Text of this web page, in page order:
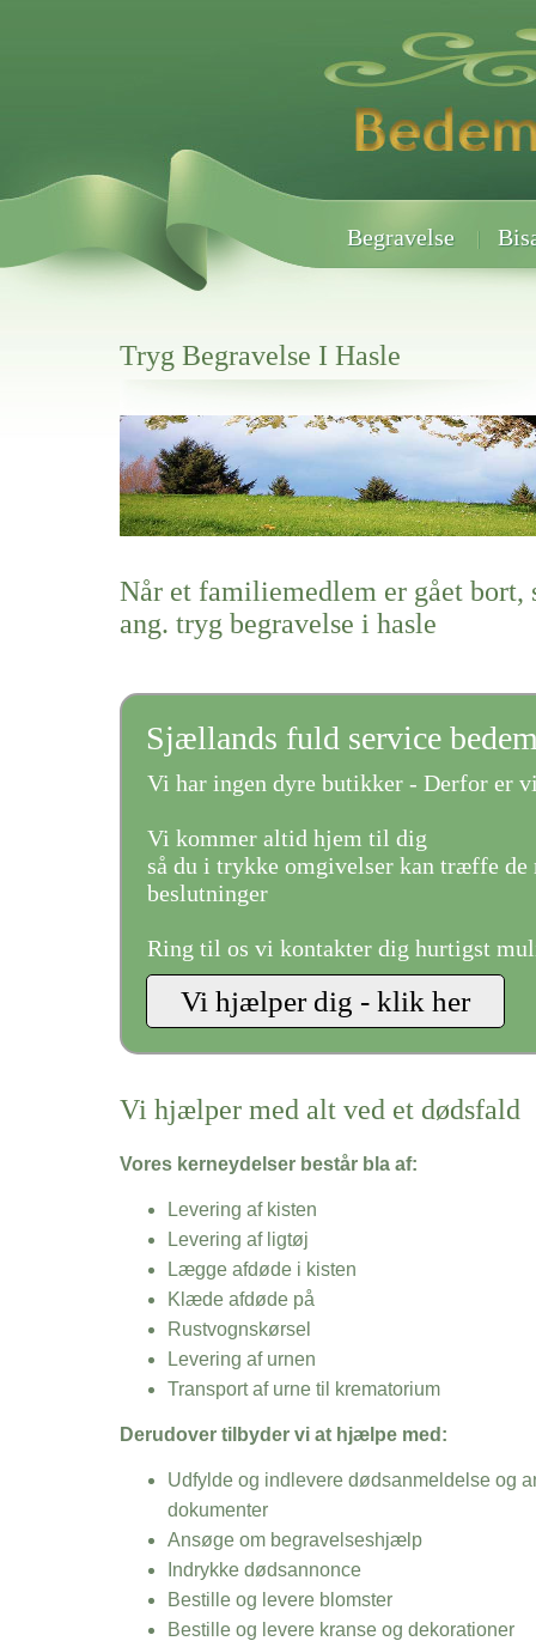
Begravelse
Tryg Begravelse I Hasle
Her hos os får du altid en god afslutning når det gælder
Tryg Begravelse I Hasle
vi hjælper i alle faser af begravelsel
Når et familiemedlem er gået bort,
ang. tryg begravelse i hasle
Sjællands fuld service
Vi har ingen dyre butikker - Derfor er
Vi kommer altid hjem til dig
så du i trykke omgivelser kan træffe de
beslutninger
Ring til os vi kontakter dig hurtigst
Vi hjælper med alt ved et dødsfald
Vores kerneydelser består bla af:
Levering af kisten
Levering af ligtøj
Lægge afdøde i kisten
Klæde afdøde på
Rustvognskørsel
Levering af urnen
Transport af urne til krematorium
Derudover tilbyder vi at hjælpe med:
Udfylde og indlevere dødsanmeldelse og
dokumenter
Ansøge om begravelseshjælp
Indrykke dødsannonce
Bestille og levere blomster
Bestille og levere kranse og dekorationer